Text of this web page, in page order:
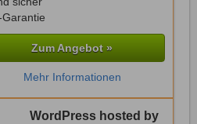
Zum Angebot »
Mehr Informationen
WordPress hosted by